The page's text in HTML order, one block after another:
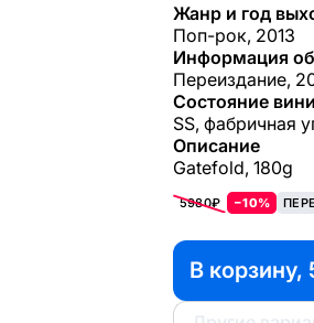
Жанр и год
Поп-рок, 2013
Информация
Переиздание,
Состояние
SS, фабричная
Описание
Gatefold, 180g
5980₽ −10%
В корзину,